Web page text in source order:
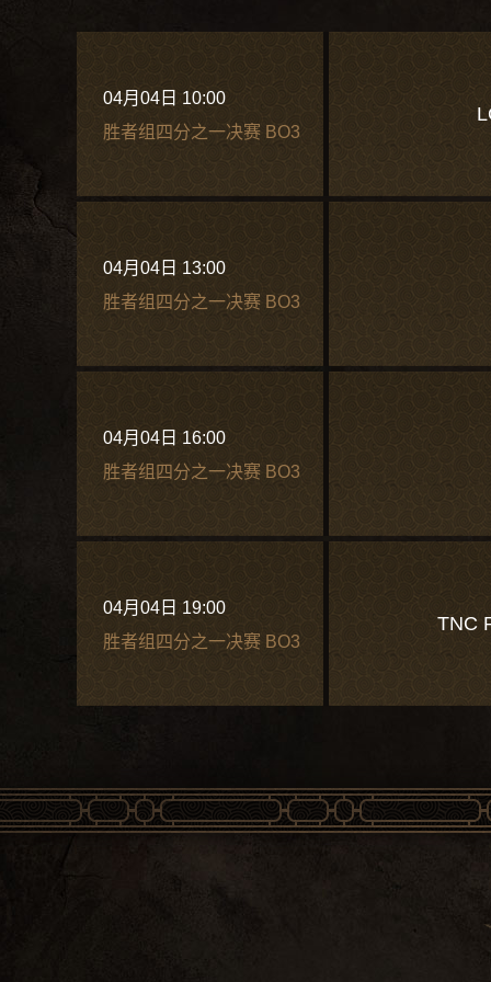
04月04日 10:00
胜者组四分之一决赛 BO3
04月04日 13:00
胜者组四分之一决赛 BO3
04月04日 16:00
胜者组四分之一决赛 BO3
04月04日 19:00
胜者组四分之一决赛 BO3
TNC